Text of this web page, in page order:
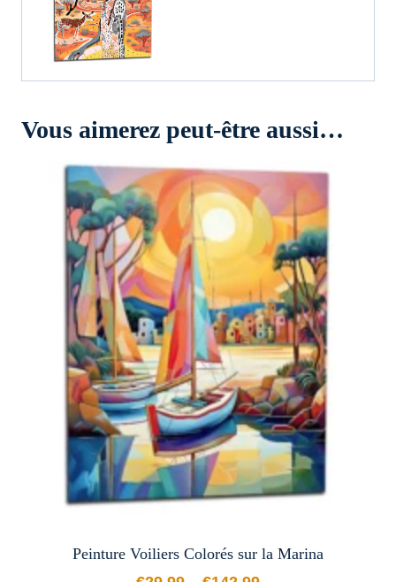
Vous aimerez peut-être aussi…
Peinture Voiliers Colorés sur la Marina